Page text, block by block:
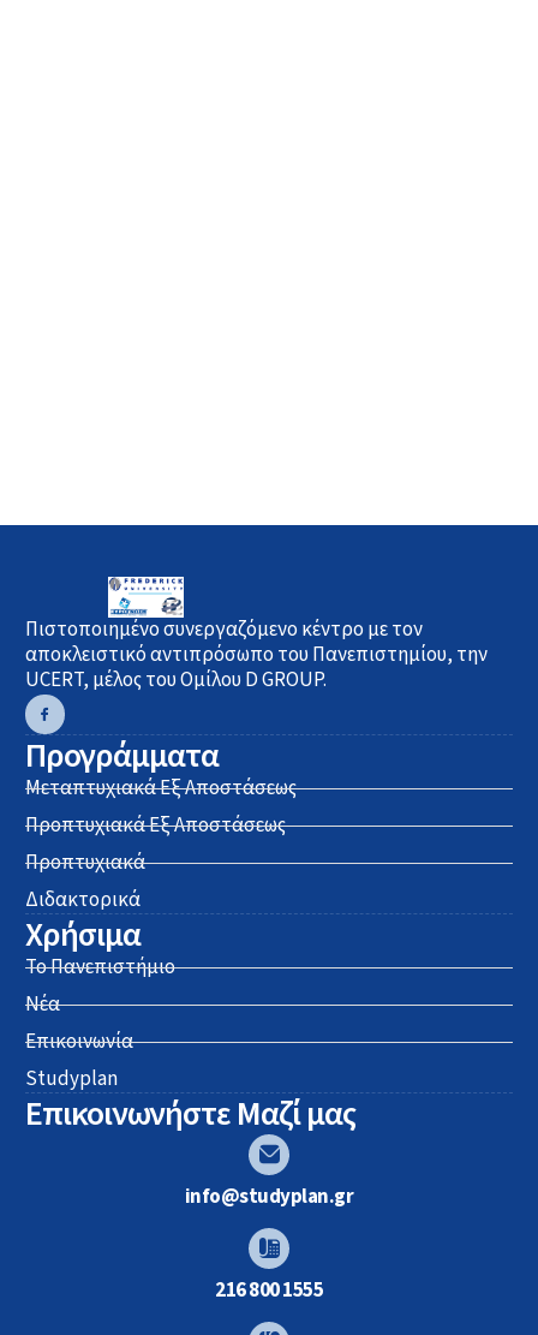
Πιστοποιημένο συνεργαζόμενο κέντρο με τον
αποκλειστικό αντιπρόσωπο του Πανεπιστημίου, την
UCERT, μέλος του Ομίλου D GROUP.
Προγράμματα
Μεταπτυχιακά Εξ Αποστάσεως
Προπτυχιακά Εξ Αποστάσεως
Προπτυχιακά
Διδακτορικά
Χρήσιμα
Το Πανεπιστήμιο
Νέα
Επικοινωνία
Studyplan
Επικοινωνήστε Μαζί μας
info@studyplan.gr
216 800 1555